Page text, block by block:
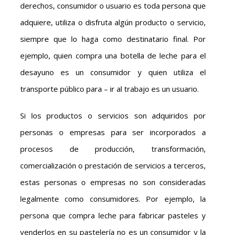
derechos, consumidor o usuario es toda persona que
adquiere, utiliza o disfruta algún producto o servicio,
siempre que lo haga como destinatario final. Por
ejemplo, quien compra una botella de leche para el
desayuno es un consumidor y quien utiliza el
transporte público para – ir al trabajo es un usuario.
Si los productos o servicios son adquiridos por
personas o empresas para ser incorporados a
procesos de producción, transformación,
comercialización o prestación de servicios a terceros,
estas personas o empresas no son consideradas
legalmente como consumidores. Por ejemplo, la
persona que compra leche para fabricar pasteles y
venderlos en su pastelería no es un consumidor y la